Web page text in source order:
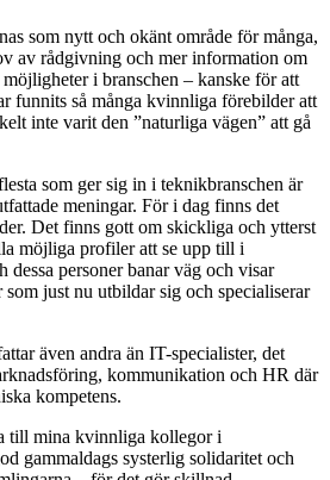
som nytt och okänt område för många,
av rådgivning och mer information om
i branschen – kanske för att
funnits så många kvinnliga förebilder att
inte varit den ”naturliga vägen” att gå
som ger sig in i teknikbranschen är
meningar. För i dag finns det
Det finns gott om skickliga och ytterst
möjliga profiler att se upp till i
dessa personer banar väg och visar
just nu utbildar sig och specialiserar
även andra än IT-specialister, det
kommunikation och HR där
kompetens.
till mina kvinnliga kollegor i
gammaldags systerlig solidaritet och